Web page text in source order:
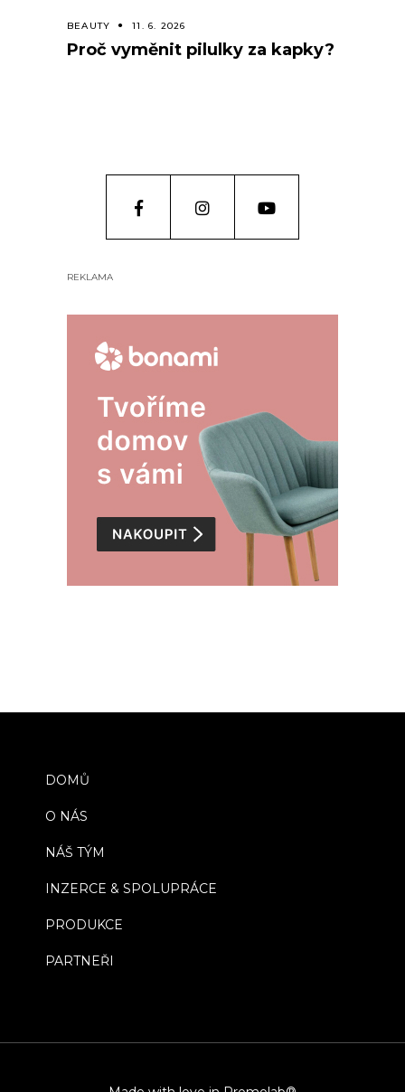
BEAUTY 11. 6. 2026
Proč vyměnit pilulky za kapky?
REKLAMA
DOMŮ
O NÁS
NÁŠ TÝM
INZERCE & SPOLUPRÁCE
PRODUKCE
PARTNEŘI